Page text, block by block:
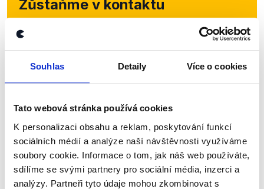
Souhlas Detaily Více o cookies
Tato webová stránka používá cookies
K personalizaci obsahu a reklam, poskytování funkcí
sociálních médií a analýze naší návštěvnosti využíváme
soubory cookie. Informace o tom, jak náš web používáte,
sdílíme se svými partnery pro sociální média, inzerci a
analýzy. Partneři tyto údaje mohou zkombinovat s
Zůstaňme v kontaktu
Přihlaste se k odběru našeho
newsletteru nebowhatsappového
kanálu, kde pravidelně přinášíme
shrnutí nejzajímavějších článků a analýz.
Začněte nás odebírat, a mějte tak
přehled o tom, jaké dezinformace a
nepravdy se zrovna v Česku šíří.
Newsletter WhatsApp